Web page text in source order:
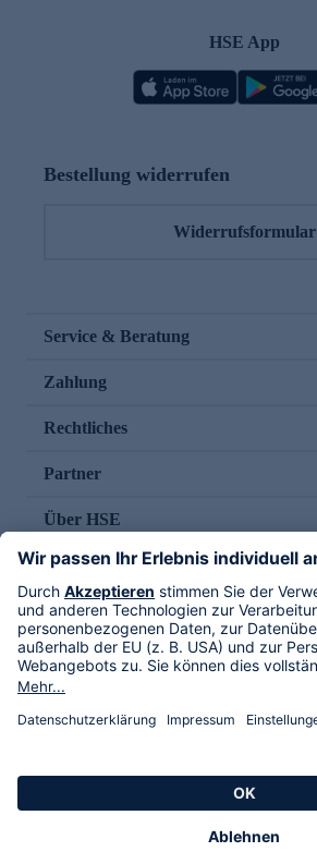
HSE App
Bestellung widerrufen
Widerrufsformular
Service & Beratung
Zahlung
Rechtliches
Partner
Über HSE
Im TV
HSE International